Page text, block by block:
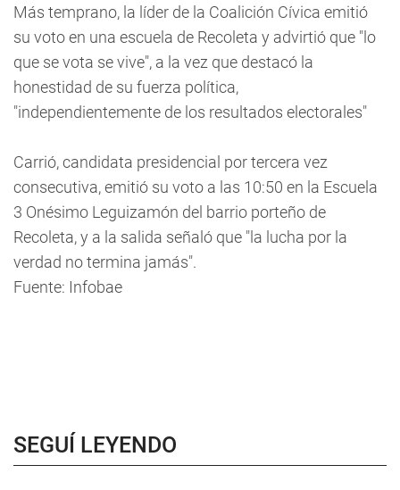
Más temprano, la líder de la Coalición Cívica emitió
su voto en una escuela de Recoleta y advirtió que "lo
que se vota se vive", a la vez que destacó la
honestidad de su fuerza política,
"independientemente de los resultados electorales"
Carrió, candidata presidencial por tercera vez
consecutiva, emitió su voto a las 10:50 en la Escuela
3 Onésimo Leguizamón del barrio porteño de
Recoleta, y a la salida señaló que "la lucha por la
verdad no termina jamás".
Fuente: Infobae
SEGUÍ LEYENDO